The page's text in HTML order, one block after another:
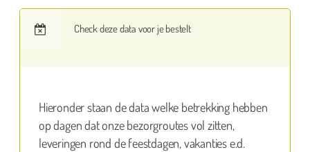
Check deze data voor je bestelt
Hieronder staan de data welke betrekking hebben
op dagen dat onze bezorgroutes vol zitten,
leveringen rond de feestdagen, vakanties e.d.